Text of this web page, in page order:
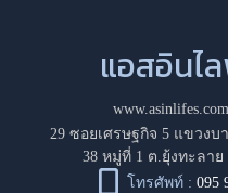
แอสอินไ
www.asinlifes.com
29 ซอยเศรษฐกิจ 5 แขวงบ
38 หมู่ที่ 1 ต.ยุ้งทะลา
โทรศัพท์ : 095